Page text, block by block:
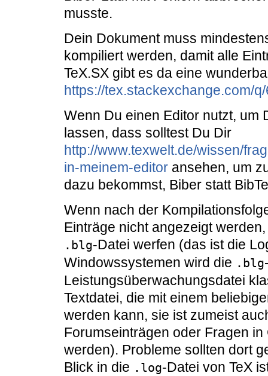
musste.
Dein Dokument muss
kompiliert werden, damit alle
TeX.SX gibt es da eine
https://tex.stackexchange.com/
Wenn Du einen Editor nutzt, um
lassen, dass solltest Du Dir
http://www.texwelt.de/wissen/
in-meinem-editor ansehen, um
dazu bekommst, Biber statt
Wenn nach der
Einträge nicht angezeigt
.blg-Datei werfen (das ist die
Windowssystemen wird die .blg
Leistungsüberwachungsdatei
Textdatei, die mit einem
werden kann, sie ist zumeist
Forumseinträgen oder Fragen
werden). Probleme sollten dort
Blick in die .log-Datei von TeX